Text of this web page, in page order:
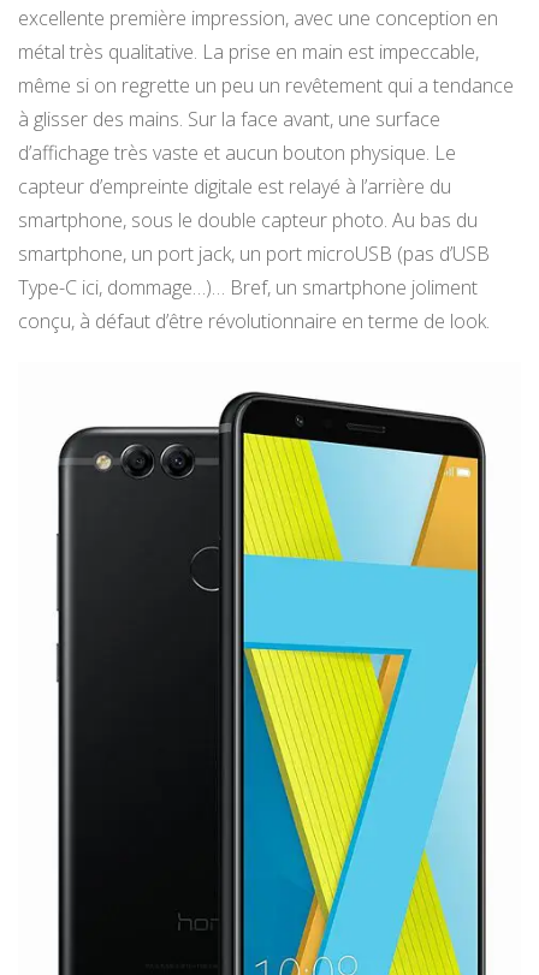
excellente première impression, avec une conception en
métal très qualitative. La prise en main est impeccable,
même si on regrette un peu un revêtement qui a tendance
à glisser des mains. Sur la face avant, une surface
d’affichage très vaste et aucun bouton physique. Le
capteur d’empreinte digitale est relayé à l’arrière du
smartphone, sous le double capteur photo. Au bas du
smartphone, un port jack, un port microUSB (pas d’USB
Type-C ici, dommage…)… Bref, un smartphone joliment
conçu, à défaut d’être révolutionnaire en terme de look.